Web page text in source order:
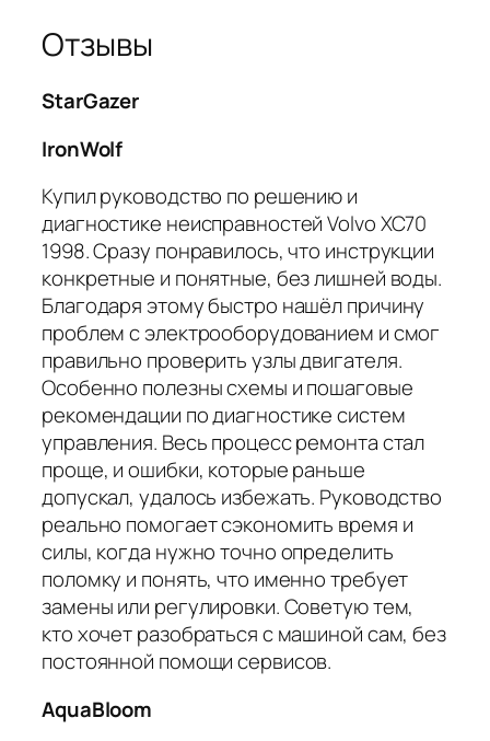
Отзывы
StarGazer
IronWolf
Купил руководство по решению и
диагностике неисправностей Volvo XC70
1998. Сразу понравилось, что инструкции
конкретные и понятные, без лишней воды.
Благодаря этому быстро нашёл причину
проблем с электрооборудованием и смог
правильно проверить узлы двигателя.
Особенно полезны схемы и пошаговые
рекомендации по диагностике систем
управления. Весь процесс ремонта стал
проще, и ошибки, которые раньше
допускал, удалось избежать. Руководство
реально помогает сэкономить время и
силы, когда нужно точно определить
поломку и понять, что именно требует
замены или регулировки. Советую тем,
кто хочет разобраться с машиной сам, без
постоянной помощи сервисов.
AquaBloom